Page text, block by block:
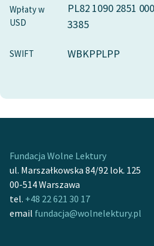
Wpłaty w
USD
PL82 1090 2851
3385
SWIFT WBKPPLPP
Fundacja Wolne Lektury
ul. Marszałkowska 84/92 lok. 125
00-514 Warszawa
tel. +48 22 621 30 17
email fundacja@wolnelektury.pl